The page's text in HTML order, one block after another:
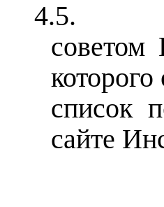
4.5.
советом
список
сайте